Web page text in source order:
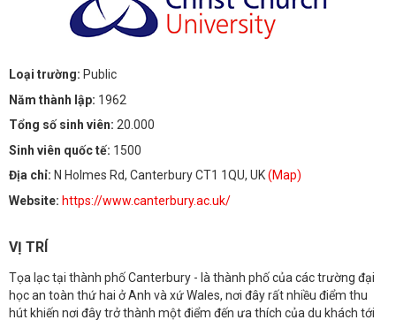
Loại trường: Public
Năm thành lập: 1962
Tổng số sinh viên: 20.000
Sinh viên quốc tế: 1500
Địa chỉ: N Holmes Rd, Canterbury CT1 1QU, UK(Map)
Website: https://www.canterbury.ac.uk/
VỊ TRÍ
Tọa lạc tại thành phố Canterbury - là thành phố của các trường đại
học an toàn thứ hai ở Anh và xứ Wales, nơi đây rất nhiều điểm thu
hút khiến nơi đây trở thành một điểm đến ưa thích của du khách tới